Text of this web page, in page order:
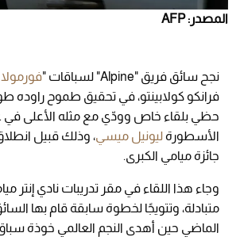
المصدر: AFP
نجح سائق فريق "Alpine" لسباقات " فورمولا 1
فرانكو كولابينتو، في تحقيق طموح راوده
حظي بلقاء خاص وودّي مع مثله الأعلى في
الأسطورةليونيل ميسي، وذلك قبيل
جائزة ميامي الكبرى.
وجاء هذا اللقاء في مقر تدريبات نادي إنتر
متبادلة، وتتويجًا لخطوة سابقة قام بها
الماضي حين أهدى النجم العالمي خوذة